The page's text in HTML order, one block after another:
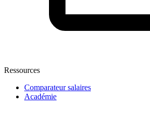
Ressources
Comparateur salaires
Académie